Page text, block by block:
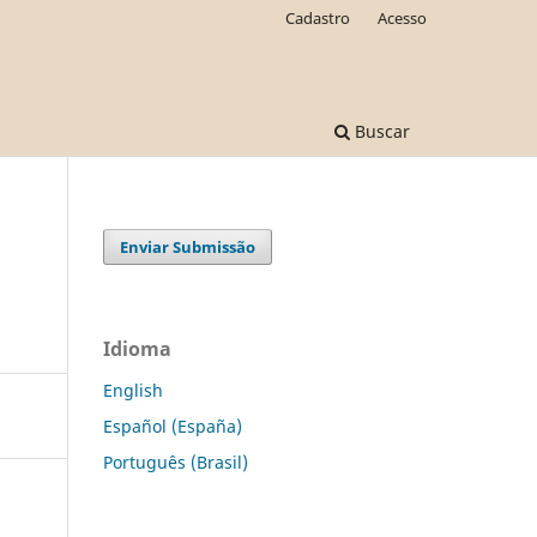
Buscar
Cadastro Acesso
Enviar Submissão
Idioma
English
Español (España)
Português (Brasil)